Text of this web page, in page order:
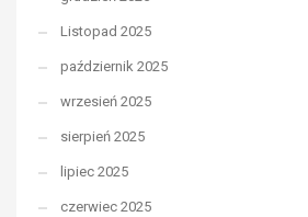
Listopad 2025
październik 2025
wrzesień 2025
sierpień 2025
lipiec 2025
czerwiec 2025